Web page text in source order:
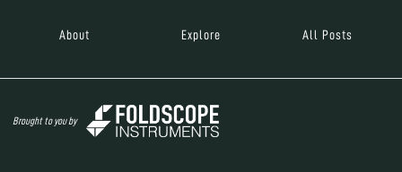
About Explore All Posts
Brought to you by